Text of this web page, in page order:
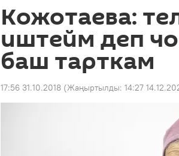
Кожотаева:
иштейм деп
баш тарткам
17:56 31.10.2018 (Жаңыртылды: 14:27